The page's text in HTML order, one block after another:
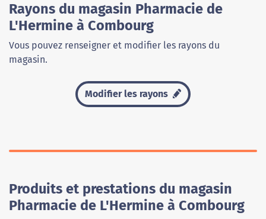
Rayons du magasin Pharmacie de
L'Hermine à Combourg
Vous pouvez renseigner et modifier les rayons du
magasin.
Modifier les rayons
Produits et prestations du magasin
Pharmacie de L'Hermine à Combourg